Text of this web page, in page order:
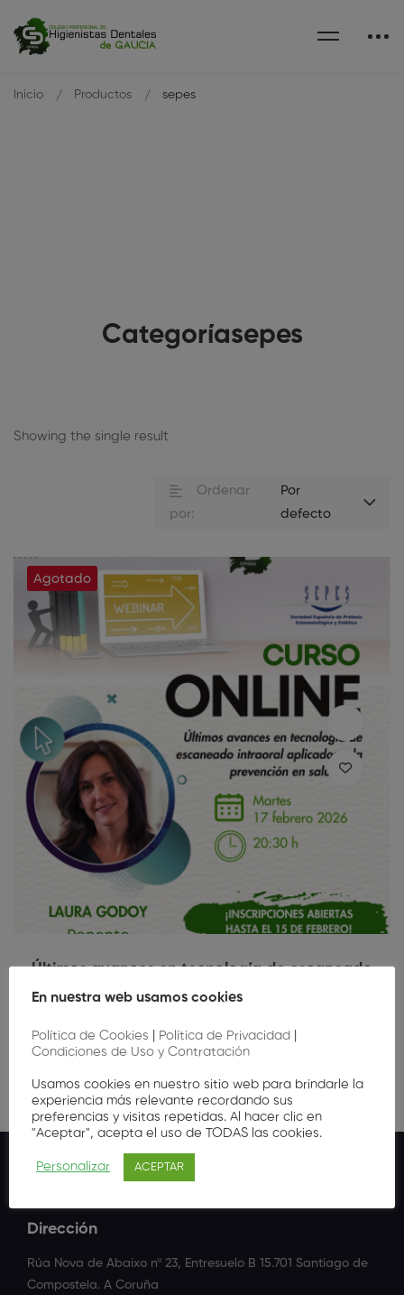
Categoríasepes
Inicio Productos sepes
Showing the single result
Ordenar
por:
Por
defecto
Agotado
Últimos avances en tecnología de escaneado
intraoral aplicados a la prevención en salud oral
Dirección
Rúa Nova de Abaixo nº 23, Entresuelo B 15.701 Santiago de
Compostela. A Coruña
En nuestra web usamos cookies
Política de Cookies Política de Privacidad
Condiciones de Uso y Contratación
Usamos cookies en nuestro sitio web para brindarle la
experiencia más relevante recordando sus
preferencias y visitas repetidas. Al hacer clic en
"Aceptar", acepta el uso de TODAS las cookies.
Personalizar ACEPTAR